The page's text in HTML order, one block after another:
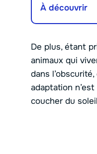
À découvrir
De plus, étant
animaux qui
dans
adaptation
coucher du